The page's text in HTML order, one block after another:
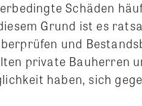
Schäden
Grund ist es
und
private Bauherren
haben, sich